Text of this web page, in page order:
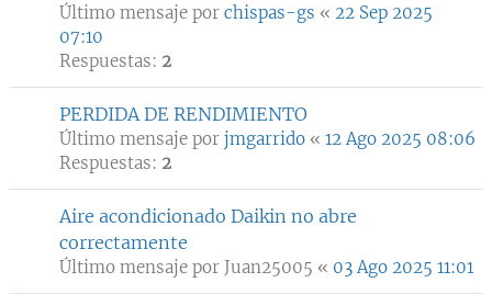
Último mensaje por chispas-gs « 22 Sep 2025
07:10
Respuestas: 2
PERDIDA DE RENDIMIENTO
Último mensaje por jmgarrido « 12 Ago 2025 08:06
Respuestas: 2
Aire acondicionado Daikin no abre
correctamente
Último mensaje por Juan25005 « 03 Ago 2025 11:01